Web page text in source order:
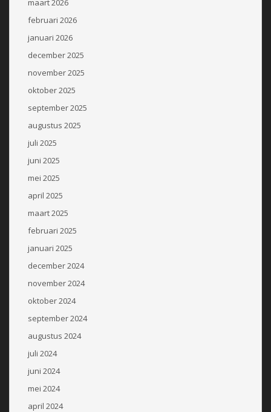
februari 2026
januari 2026
december 2025
november 2025
oktober 2025
september 2025
augustus 2025
juli 2025
juni 2025
mei 2025
april 2025
maart 2025
februari 2025
januari 2025
december 2024
november 2024
oktober 2024
september 2024
augustus 2024
juli 2024
juni 2024
mei 2024
april 2024